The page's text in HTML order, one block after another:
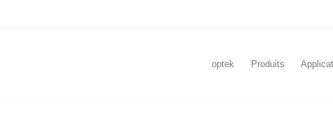
optek Produits